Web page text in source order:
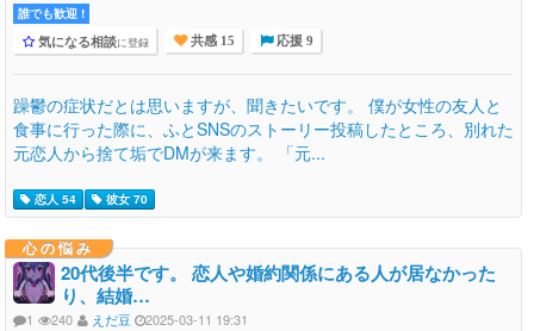
誰でも歓迎 !
気になる相談に登録 共感 15 応援 9
躁鬱の症状だとは思いますが、聞きたいです。 僕が女性の友人と
食事に行った際に、ふとSNSのストーリー投稿したところ、別れた
元恋人から捨て垢でDMが来ます。 「元...
恋人 54 彼女 70
心の悩み
20代後半です。 恋人や婚約関係にある人が居なかった
り、結婚…
1 240 えだ豆 2025-03-11 19:31